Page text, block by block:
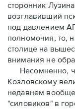
сторонник
возглавивший
под давлением
полномочия, то,
столице на
внимания не
Несомненно,
Козловскому
недавнем
"силовиков" в